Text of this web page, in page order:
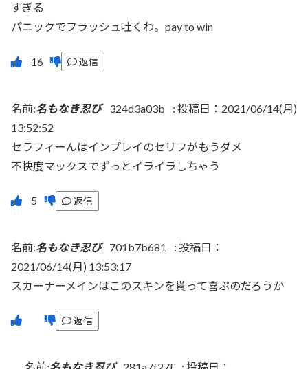
すぎる
パニックでフラッシュ吐くわ。pay to win
返信
名前:名もなき忍び 324d3a03b : 投稿日：2021/06/14(月)
13:52:52
セラフィーんはインプレイのセリフがもうダメ
不快度マックスでずっとイライラしちゃう
返信
名前:名もなき忍び 701b7b681 : 投稿日：
2021/06/14(月) 13:53:17
スカーナーメインはこのスキンを貰って喜ぶのだろうか
返信